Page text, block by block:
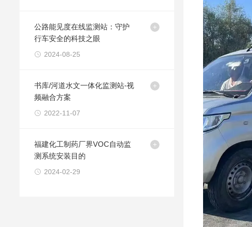
公路能见度在线监测站：守护
行车安全的科技之眼
2024-08-25
书库/河道水文一体化监测站-视
频融合方案
2022-11-07
福建化工制药厂界VOC自动监
测系统安装目的
2024-02-29